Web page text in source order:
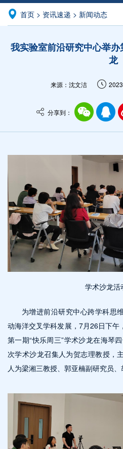
首页 > 资讯速递 > 新闻动态
我实验室前沿研究中心举
龙
来源：沈文洁
分享到：
学术沙龙活
为增进前沿研究中心跨学科思
动海洋交叉学科发展，7月26日下
第一期“快乐周三”学术沙龙在海琴
次学术沙龙召集人为贺志理教授，
人为梁湘三教授、郭亚楠副研究员、